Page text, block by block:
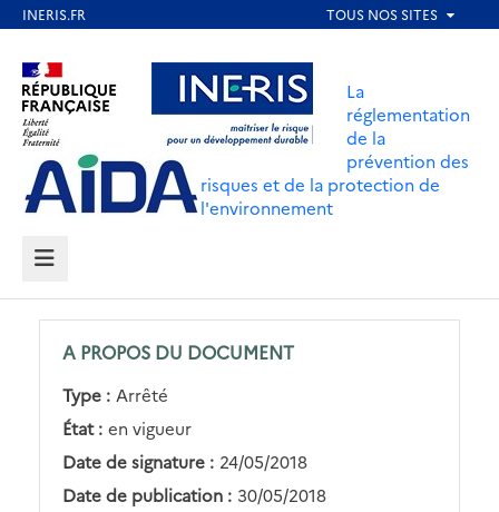
contenu
principal
Aller au contenu Aller au menu
Aller au pied de page
La
réglementation
de la
prévention des
risques et de la protection de
l'environnement
MENU
A PROPOS DU DOCUMENT
Type : Arrêté
État : en vigueur
Date de signature : 24/05/2018
Date de publication : 30/05/2018